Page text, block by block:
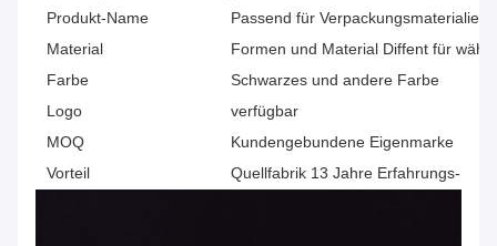
Produkt-Name
Passend für
Material
Formen und Material Diffent für
Farbe
Schwarzes und andere Farbe
Logo
verfügbar
MOQ
Kundengebundene Eigenmarke
Vorteil
Quellfabrik 13 Jahre Erfahrungs-